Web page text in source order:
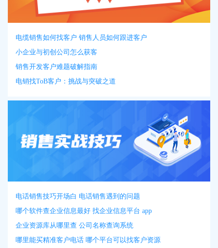
电缆销售如何找客户 销售人员如何跟进客户
小企业与初创公司怎么获客
销售开发客户难题破解指南
电销找ToB客户：挑战与突破之道
电话销售技巧开场白 电话销售遇到的问题
哪个软件查企业信息最好 找企业信息平台 app
企业资源库从哪里查 公司名称查询系统
哪里能买精准客户电话 哪个平台可以找客户资源